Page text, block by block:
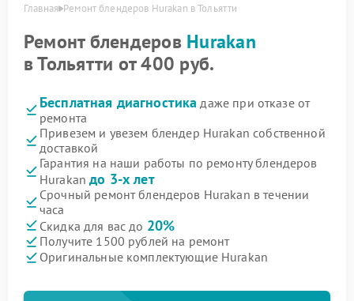
Главная Ремонт блендеров Hurakan в Тольятти
Ремонт блендеров Hurakan
в Тольятти от 400 руб.
Бесплатная диагностика даже при отказе от
ремонта
Привезем и увезем блендер Hurakan собственной
доставкой
Гарантия на наши работы по ремонту блендеров
Hurakanдо 3-х лет
Срочный ремонт блендеров Hurakan в течении
часа
Скидка для вас до 20%
Получите 1500 рублей на ремонт
Оригинальные комплектующие Hurakan